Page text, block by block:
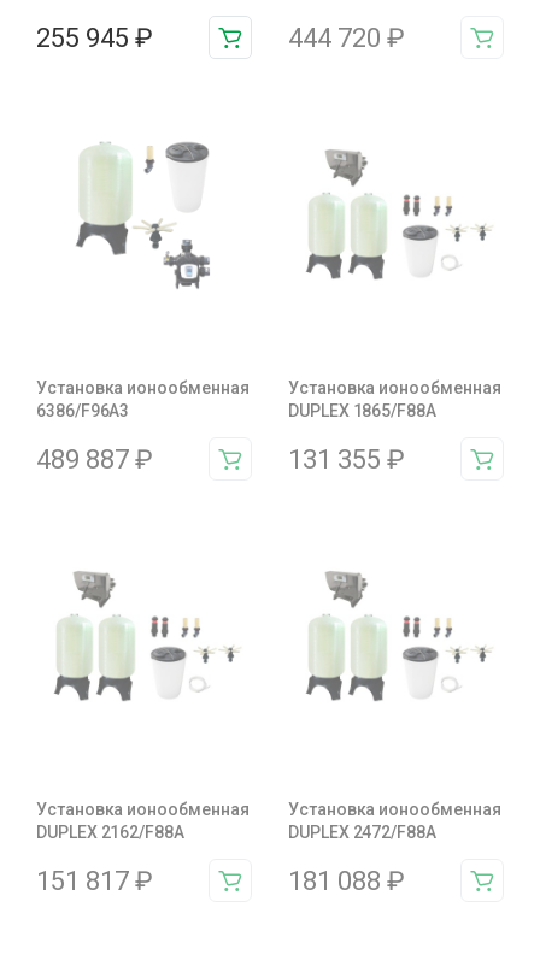
255 945 ₽ 444 720 ₽
Установка ионообменная
6386/F96A3
489 887 ₽
Установка ионообменная
DUPLEX 1865/F88A
131 355 ₽
Установка ионообменная
DUPLEX 2162/F88A
151 817 ₽
Установка ионообменная
DUPLEX 2472/F88A
181 088 ₽